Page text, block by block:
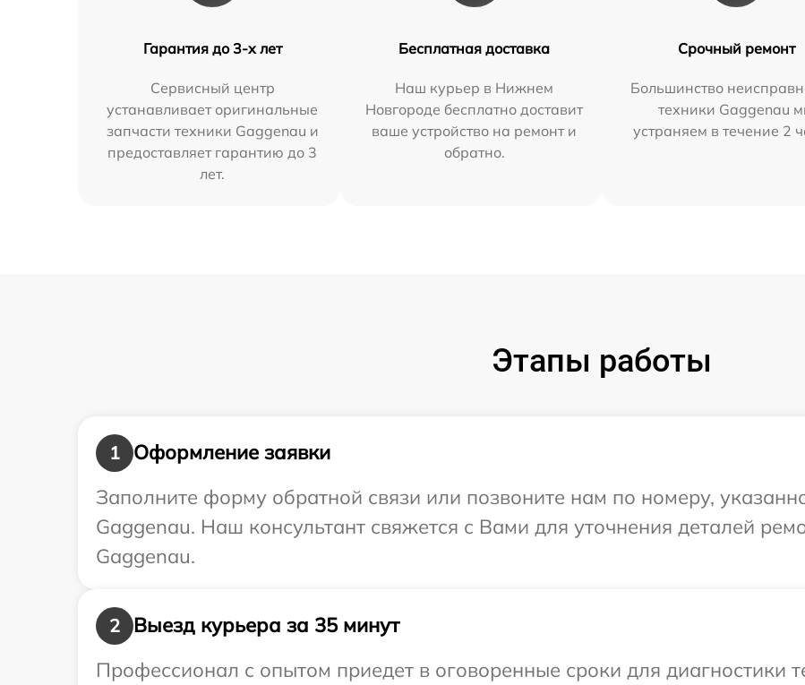
Гарантия до 3-х лет
Сервисный центр
устанавливает оригинальные
запчасти техники Gaggenau и
предоставляет гарантию до 3
лет.
Бесплатная доставка
Наш курьер в Нижнем
Новгороде бесплатно доставит
ваше устройство на ремонт и
обратно.
Срочный ремонт
Большинство
техники Gaggenau
устраняем в течение 2
Этапы работы
1
Оформление заявки
Заполните форму обратной связи или позвоните нам по номеру,
Gaggenau. Наш консультант свяжется с Вами для уточнения деталей
Gaggenau.
2
Выезд курьера за 35 минут
Профессионал с опытом приедет в оговоренные сроки для диагностики